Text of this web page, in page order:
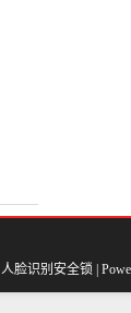
脸识别安全锁 |